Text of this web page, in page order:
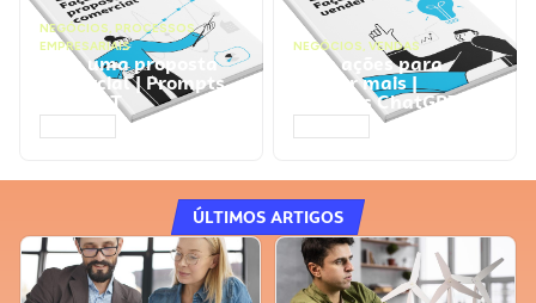
NEGÓCIOS, PROCESSOS
EMPRESARIAIS
Faça uma proposta
comercial | Prompts
ChatGPT
NEGÓCIOS, VENDAS
Faça ações para
vender mais |
Prompts ChatGPT
ÚLTIMOS ARTIGOS